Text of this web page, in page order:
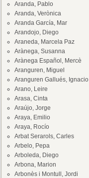
Aranda, Pablo
Aranda, Verònica
Aranda García, Mar
Arandojo, Diego
Araneda, Marcela Paz
Arànega, Susanna
Arànega Español, Mercè
Aranguren, Miguel
Aranguren Gallués, Ignacio
Arano, Leire
Arasa, Cinta
Araújo, Jorge
Araya, Emilio
Araya, Rocío
Arbat Serarols, Carles
Arbelo, Pepa
Arboleda, Diego
Arbona, Marion
Arbonès i Montull, Jordi